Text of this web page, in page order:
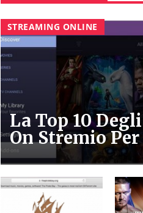
STREAMING ONLINE
La Top 10
On Stremio